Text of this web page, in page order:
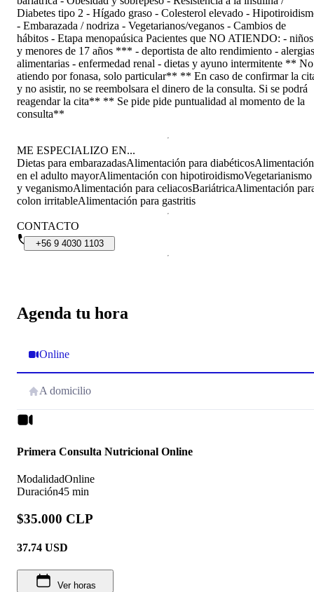
Agenda tu hora
Online
A domicilio
Primera Consulta Nutricional Online
ModalidadOnline
Duración45 min
$35.000 CLP
37.74 USD
Ver horas
Diabetes tipo 2 - Hígado graso - Colesterol elevado -
- Embarazada / nodriza - Vegetarianos/veganos - Cambios de
hábitos - Etapa menopaúsica Pacientes que NO ATIENDO: - niños
y menores de 17 años *** - deportista de alto rendimiento - alergias
alimentarias - enfermedad renal - dietas y ayuno intermitente ** No
atiendo por fonasa, solo particular** ** En caso de confirmar la
y no asistir, no se reembolsara el dinero de la consulta. Si se podrá
reagendar la cita** ** Se pide pide puntualidad al momento de la
consulta**
ME ESPECIALIZO EN...
Dietas para embarazadasAlimentación para diabéticosAlimentación
en el adulto mayorAlimentación con hipotiroidismoVegetarianismo
y veganismoAlimentación para celiacosBariátricaAlimentación
colon irritableAlimentación para gastritis
CONTACTO
+56 9 4030 1103